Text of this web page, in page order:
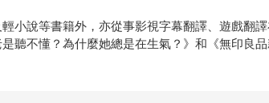
小說等書籍外，亦從事影視字幕翻譯、遊戲翻
聽不懂？為什麼她總是在生氣？》和《無印良